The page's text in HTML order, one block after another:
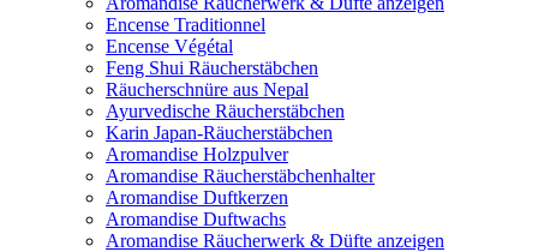
Encense Traditionnel
Encense Végétal
Feng Shui Räucherstäbchen
Räucherschnüre aus Nepal
Ayurvedische Räucherstäbchen
Karin Japan-Räucherstäbchen
Aromandise Holzpulver
Aromandise Räucherstäbchenhalter
Aromandise Duftkerzen
Aromandise Duftwachs
Aromandise Räucherwerk & Düfte anzeigen